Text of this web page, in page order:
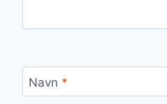
Navn *